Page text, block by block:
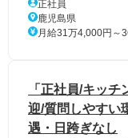
正社員
鹿児島県
月給31万4,000円～
「正社員/キッ
迎/質問しやすい
遇・日跨ぎなし